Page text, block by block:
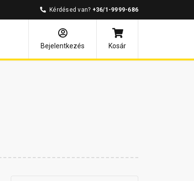
Kérdésed van? +36/1-9999-686
Bejelentkezés
Kosár